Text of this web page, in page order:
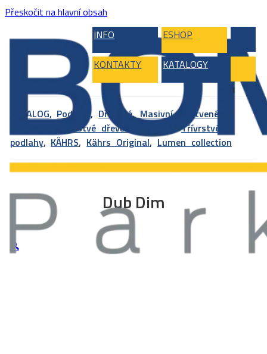
Přeskočit na hlavní obsah
INFO
ESHOP
KONTAKTY KATALOGY
KATALOG, Podlahy, Dřevěné, Masivní, Vrstvené,
Vícevrstvé dřevěné podlahy ,Třívrstvé
podlahy, KÄHRS, Kährs Original, Lumen collection
Dub Dim
🔍